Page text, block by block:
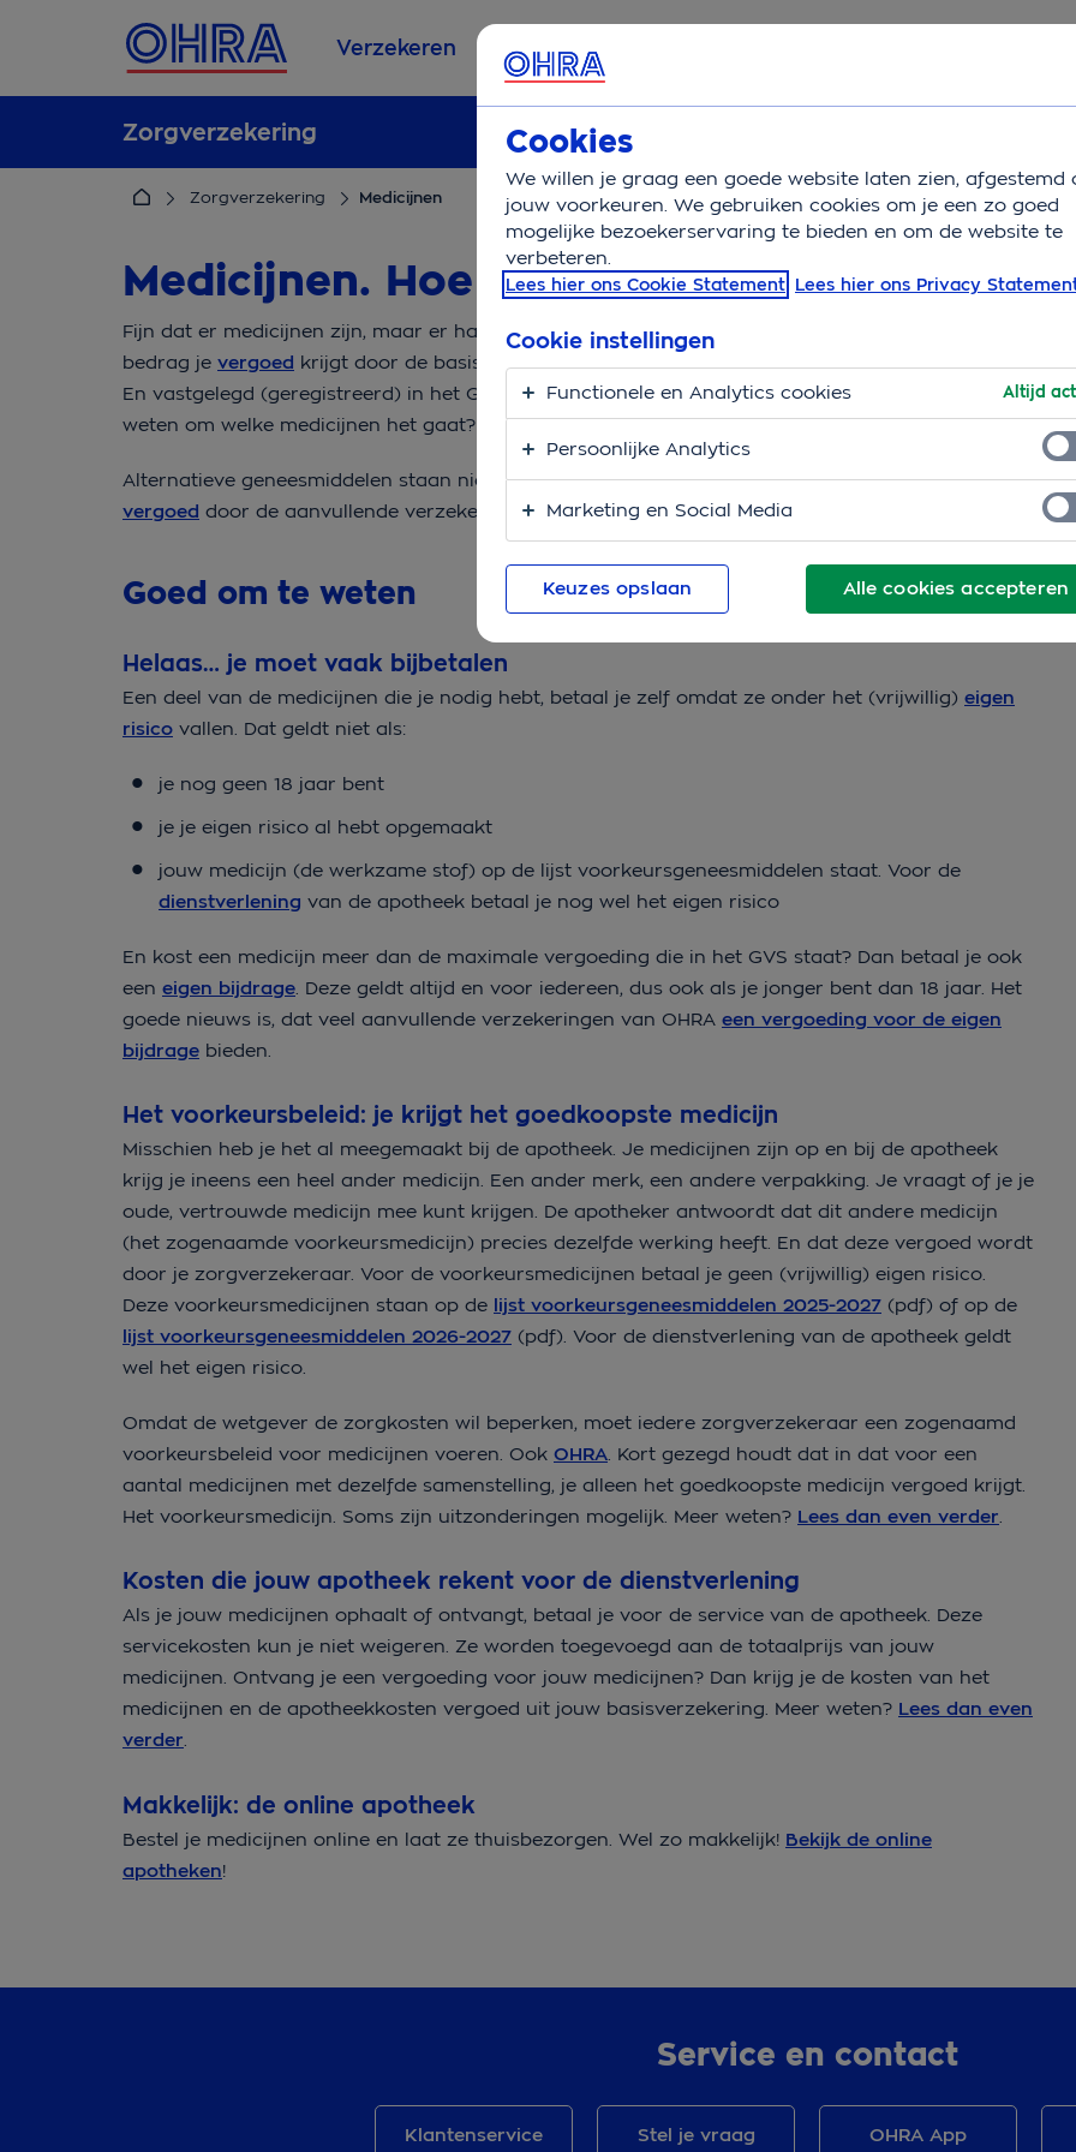
Verzekeren Service & Contact
Zorgverzekering
Zorgverzekering Medicijnen
Medicijnen. Hoe zit dat nu precies?
Fijn dat er medicijnen zijn, maar er hangt wel een prijskaartje aan. Welke medicijnen en tot welk
bedrag je vergoed krijgt door de basisverzekering, wordt ieder jaar door de wetgever bepaald.
En vastgelegd (geregistreerd) in het Geneesmiddelenvergoedingssysteem (GVS). Wil je precies
weten om welke medicijnen het gaat? Check het bijMedicijnkosten.
Alternatieve geneesmiddelen staan niet in het GVS. Gelukkig worden deze in de meeste gevallen
vergoed door de aanvullende verzekeringen van OHRA.
Goed om te weten
Helaas… je moet vaak bijbetalen
Een deel van de medicijnen die je nodig hebt, betaal je zelf omdat ze onder het (vrijwillig) eigen
risico vallen. Dat geldt niet als:
je nog geen 18 jaar bent
je je eigen risico al hebt opgemaakt
jouw medicijn (de werkzame stof) op de lijst voorkeursgeneesmiddelen staat. Voor de
dienstverlening van de apotheek betaal je nog wel het eigen risico
En kost een medicijn meer dan de maximale vergoeding die in het GVS staat? Dan betaal je ook
een eigen bijdrage . Deze geldt altijd en voor iedereen, dus ook als je jonger bent dan 18 jaar. Het
goede nieuws is, dat veel aanvullende verzekeringen van OHRA een vergoeding voor de eigen
bijdrage bieden.
Het voorkeursbeleid: je krijgt het goedkoopste medicijn
Misschien heb je het al meegemaakt bij de apotheek. Je medicijnen zijn op en bij de apotheek
krijg je ineens een heel ander medicijn. Een ander merk, een andere verpakking. Je vraagt of je je
oude, vertrouwde medicijn mee kunt krijgen. De apotheker antwoordt dat dit andere medicijn
(het zogenaamde voorkeursmedicijn) precies dezelfde werking heeft. En dat deze vergoed wordt
door je zorgverzekeraar. Voor de voorkeursmedicijnen betaal je geen (vrijwillig) eigen risico.
Deze voorkeursmedicijnen staan op de lijst voorkeursgeneesmiddelen 2025-2027 (pdf) of op de
lijst voorkeursgeneesmiddelen 2026-2027 (pdf). Voor de dienstverlening van de apotheek geldt
wel het eigen risico.
Omdat de wetgever de zorgkosten wil beperken, moet iedere zorgverzekeraar een zogenaamd
voorkeursbeleid voor medicijnen voeren. Ook OHRA. Kort gezegd houdt dat in dat voor een
aantal medicijnen met dezelfde samenstelling, je alleen het goedkoopste medicijn vergoed krijgt.
Het voorkeursmedicijn. Soms zijn uitzonderingen mogelijk. Meer weten? Lees dan even verder.
Kosten die jouw apotheek rekent voor de dienstverlening
Als je jouw medicijnen ophaalt of ontvangt, betaal je voor de service van de apotheek. Deze
servicekosten kun je niet weigeren. Ze worden toegevoegd aan de totaalprijs van jouw
medicijnen. Ontvang je een vergoeding voor jouw medicijnen? Dan krijg je de kosten van het
medicijnen en de apotheekkosten vergoed uit jouw basisverzekering. Meer weten? Lees dan even
verder.
Makkelijk: de online apotheek
Bestel je medicijnen online en laat ze thuisbezorgen. Wel zo makkelijk! Bekijk de online
apotheken!
Service en contact
Klantenservice Stel je vraag OHRA App
Cookies
We willen je graag een goede website laten zien, afgestemd
jouw voorkeuren. We gebruiken cookies om je een zo goed
mogelijke bezoekerservaring te bieden en om de website te
verbeteren.
Lees hier ons Cookie Statement Lees hier ons Privacy
Alle cookies accepteren
Cookie instellingen
Functionele en Analytics cookies Altijd
Persoonlijke Analytics
Marketing en Social Media
Keuzes opslaan